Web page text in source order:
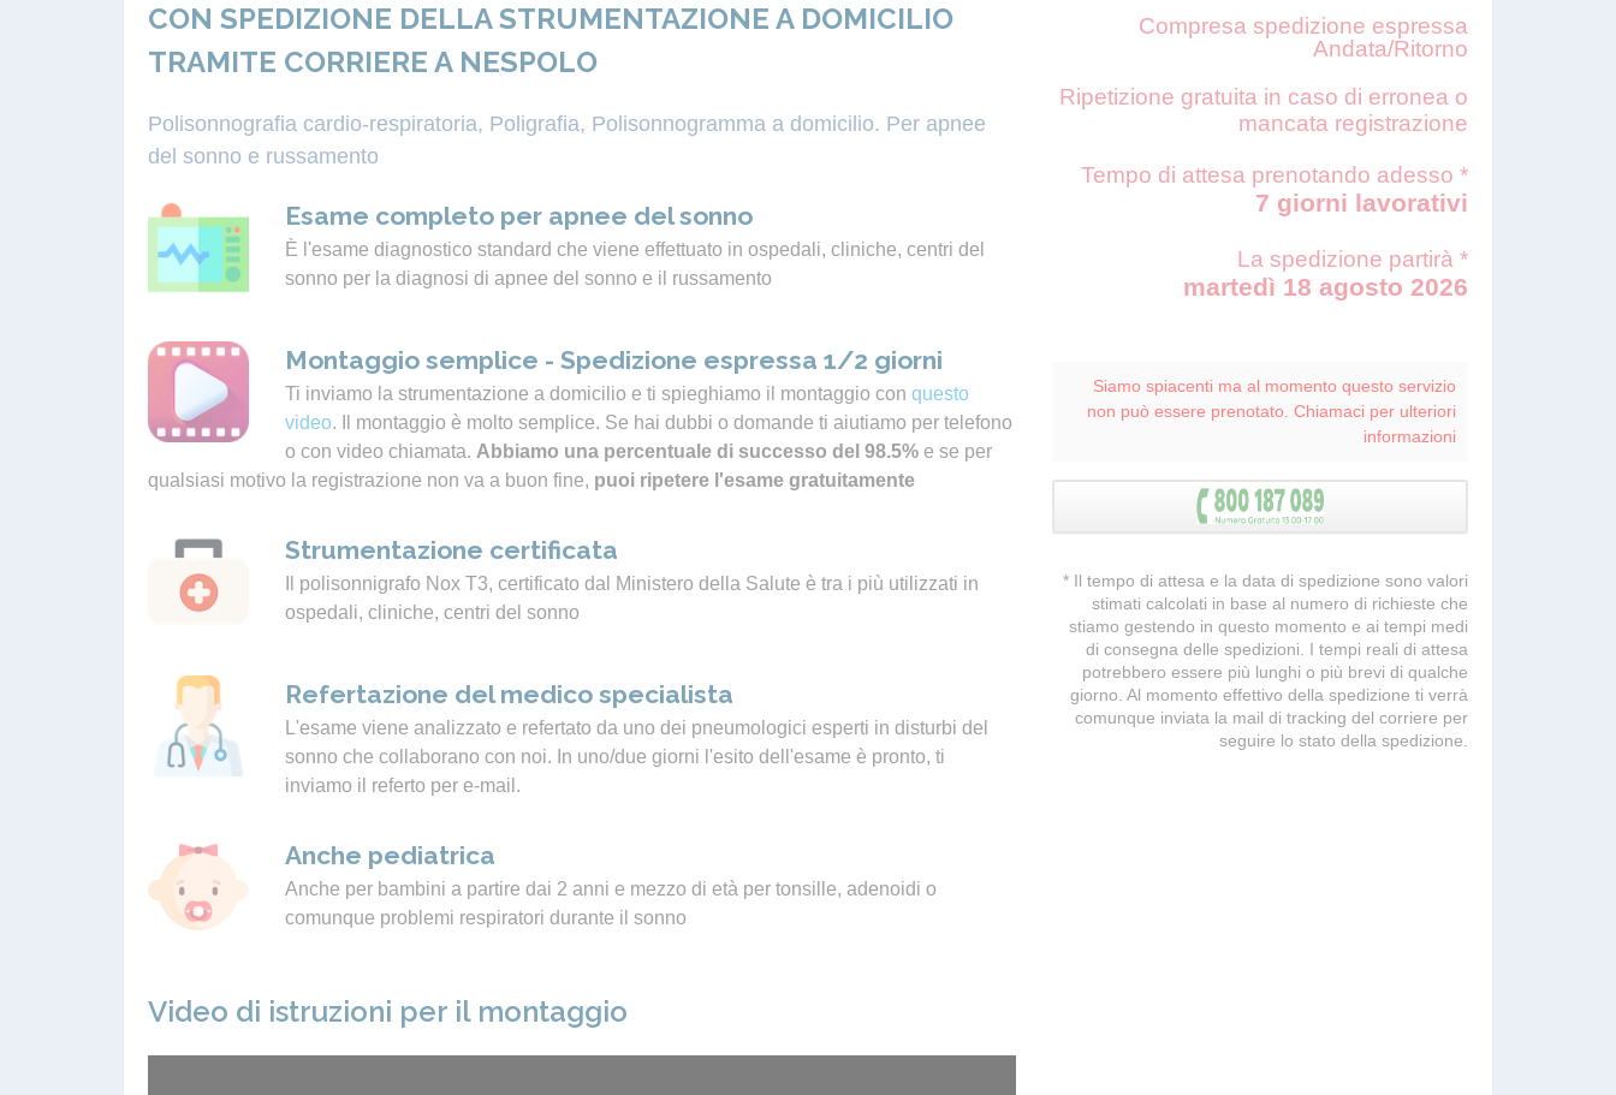
CON SPEDIZIONE DELLA STRUMENTAZIONE A DOMICILIO
TRAMITE CORRIERE A NESPOLO
Polisonnografia cardio-respiratoria, Poligrafia, Polisonnogramma a domicilio. Per apnee
del sonno e russamento
Esame completo per apnee del sonno
È l'esame diagnostico standard che viene effettuato in ospedali, cliniche, centri del
sonno per la diagnosi di apnee del sonno e il russamento
Montaggio semplice - Spedizione espressa 1/2 giorni
Ti inviamo la strumentazione a domicilio e ti spieghiamo il montaggio con questo
video. Il montaggio è molto semplice. Se hai dubbi o domande ti aiutiamo per telefono
o con video chiamata. Abbiamo una percentuale di successo del 98.5% e se per
qualsiasi motivo la registrazione non va a buon fine, puoi ripetere l'esame gratuitamente
Strumentazione certificata
Il polisonnigrafo Nox T3, certificato dal Ministero della Salute è tra i più utilizzati in
ospedali, cliniche, centri del sonno
Refertazione del medico specialista
L'esame viene analizzato e refertato da uno dei pneumologici esperti in disturbi del
sonno che collaborano con noi. In uno/due giorni l'esito dell'esame è pronto, ti
inviamo il referto per e-mail.
Anche pediatrica
Anche per bambini a partire dai 2 anni e mezzo di età per tonsille, adenoidi o
comunque problemi respiratori durante il sonno
Video di istruzioni per il montaggio
Compresa spedizione espressa
Andata/Ritorno
Ripetizione gratuita in caso di erronea o
mancata registrazione
Tempo di attesa prenotando adesso *
7 giorni lavorativi
La spedizione partirà *
martedì 18 agosto 2026
Siamo spiacenti ma al momento questo servizio
non può essere prenotato. Chiamaci per ulteriori
informazioni
* Il tempo di attesa e la data di spedizione sono valori
stimati calcolati in base al numero di richieste che
stiamo gestendo in questo momento e ai tempi medi
di consegna delle spedizioni. I tempi reali di attesa
potrebbero essere più lunghi o più brevi di qualche
giorno. Al momento effettivo della spedizione ti verrà
comunque inviata la mail di tracking del corriere per
seguire lo stato della spedizione.